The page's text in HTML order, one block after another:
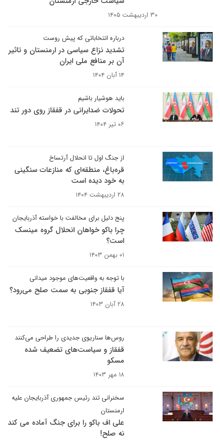
۳۰ اردیبهشت ۱۴۰۵
درباره انتخاباتی که پیش روست
تشدید نزاع سیاسی در ارمنستان و تاثیر
آن بر منافع ملی ایران
۱۴ آبان ۱۴۰۴
باید هوشیار باشیم
تحولات ضدایرانی در قفقاز روی دور تند
۰۶ تیر ۱۴۰۴
از جنگ اول تا انحلال آرتساخ
قره‌باغ، منطقه‌ای که منازعات سنگینی
به خود دیده است
۲۸ اردیبهشت ۱۴۰۴
پنج دلیل برای مخالفت با خواسته آذربایجان
چرا باکو خواهان انحلال گروه مینسک
است؟
۰۱ بهمن ۱۴۰۳
با توجه به واقعیت‌های موجود میدانی
آیا قفقاز جنوبی به سمت صلح می‌رود؟
۲۸ آبان ۱۴۰۳
روس‌ها سناریوی جدیدی را طراحی می‌کنند
قفقاز و سیاست‌های تضعیف شده
مسکو
۱۸ مهر ۱۴۰۳
سخنرانی تند رئیس جمهوری آذربایجان علیه
ارمنستان
علی اف باکو را برای جنگ آماده می کند
نه صلح!